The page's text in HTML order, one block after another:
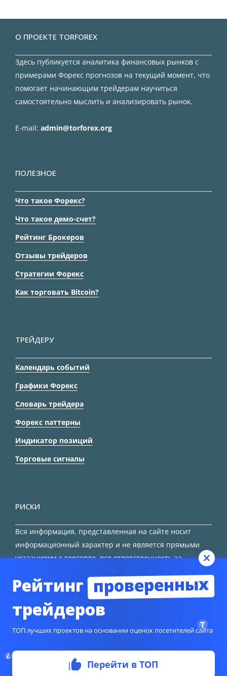
О ПРОЕКТЕ TORFOREX
Здесь публикуется аналитика финансовых рынков с
примерами Форекс прогнозов на текущий момент, что
помогает начинающим трейдерам научиться
самостоятельно мыслить и анализировать рынок.
E-mail: admin@torforex.org
ПОЛЕЗНОЕ
Что такое Форекс?
Что такое демо-счет?
Рейтинг Брокеров
Отзывы трейдеров
Стратегии Форекс
Как торговать Bitcoin?
ТРЕЙДЕРУ
Календарь событий
Графики Форекс
Словарь трейдера
Форекс паттерны
Индикатор позиций
Торговые сигналы
РИСКИ
Вся информация, представленная на сайте носит
информационный характер и не является прямыми
указаниями к торговле, вся ответственность за
© Copyright 2024TORFOREX.COM
Рейтинг проверенных
трейдеров
ТОП лучших проектов на основании оценок посетителей сайта
Перейти в ТОП